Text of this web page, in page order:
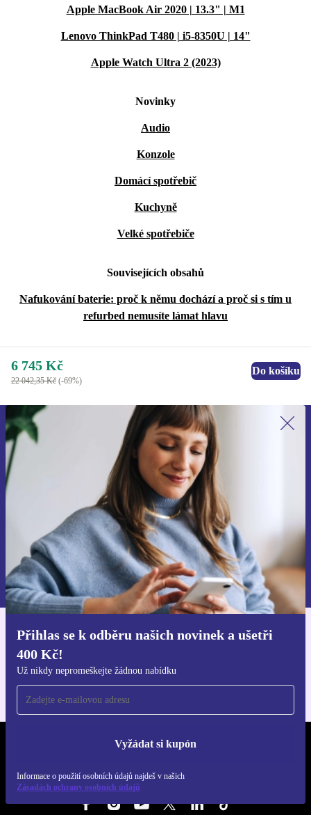
Apple MacBook Air 2020 | 13.3" | M1
Lenovo ThinkPad T480 | i5-8350U | 14"
Apple Watch Ultra 2 (2023)
Novinky
Audio
Konzole
Domácí spotřebič
Kuchyně
Velké spotřebiče
Souvisejících obsahů
Nafukování baterie: proč k němu dochází a proč si s tím u
refurbed nemusíte lámat hlavu
6 745 Kč
22 042,35 Kč (-69%)
Do košíku
Přihlas se k odběru našich novinek a ušetři
400 Kč!
Už nikdy nepromeškejte žádnou nabídku
Vyžádat si kupón
Informace o použití osobních údajů najdeš v našich
Zásadách ochrany osobních údajů
Přihlas se k odběru našich novinek a
ušetři 400 Kč!
Už nikdy nepromeškej žádnou nabídku.
Chci voucher
Informace o použití osobních údajů najdeš v našich
Zásadách ochrany osobních údajů.
Stáhni si aplikaci refurbed
REFURBED ČESKO - RETHINK NEW.
SLEDUJ NÁS